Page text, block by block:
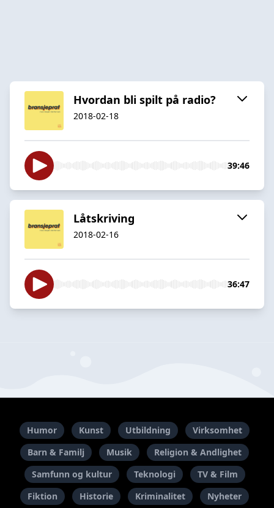
Hvordan bli spilt på radio?
2018-02-18
39:46
Låtskriving
2018-02-16
36:47
Humor Kunst Utbildning
Virksomhet
Barn & Familj
Musik
Religion & Andlighet
Samfunn og kultur
Teknologi
TV & Film
Fiktion
Historie Kriminalitet Nyheter